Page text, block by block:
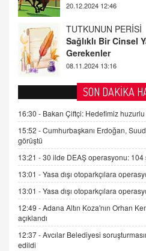
08.11.2024 13:16
FARUK ÖNALAN
Tezkere
2 Kasım 2021 Salı 00:11
AV. DOĞAN CAN
Kişisel verilerin
gelişimi
15.09.2025 16:17
SEHER EREK
Kış Ayları Geldi,
9.12.2025 10:11
İNCİ GÜL AKÖL
06.07.2026 13:00
SON DAKİKA
16:30 - Bakan Çiftçi: Hedefimiz
15:52 -Cumhurbaşkanı Erdoğan,
görüştü
13:21 -30 ilde DEAŞ operasyonu: 104
13:01 -Yasa dışı otoparkçılara
13:01 -Yasa dışı otoparkçılara
12:49 -Adana Altın Koza'nın Orhan
açıklandı
12:37 -Avcılar Belediyesi
edildi